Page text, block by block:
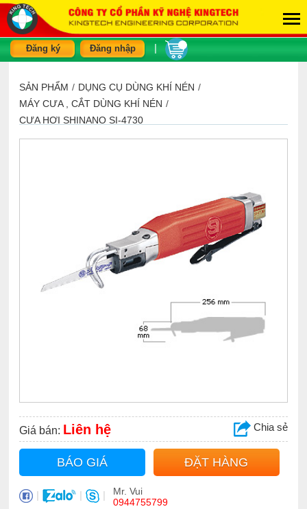
Đăng ký Đăng nhập
SẢN PHẨM / DỤNG CỤ DÙNG KHÍ NÉN /
MÁY CƯA , CẮT DÙNG KHÍ NÉN /
CƯA HƠI SHINANO SI-4730
Giá bán: Liên hệ Chia sẻ
BÁO GIÁ ĐẶT HÀNG
| | |
Mr. Vui
0944755799